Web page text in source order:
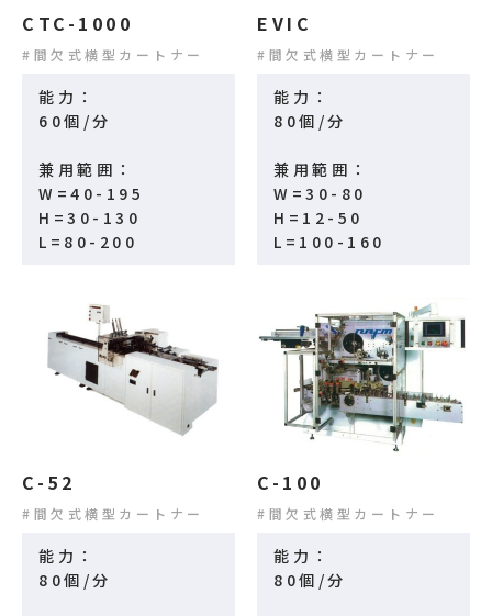
CTC-1000
間欠式横型カートナー
能力：
60個/分
兼用範囲：
W=40-195
H=30-130
L=80-200
EVIC
間欠式横型カートナー
能力：
80個/分
兼用範囲：
W=30-80
H=12-50
L=100-160
C-52
間欠式横型カートナー
能力：
80個/分
C-100
間欠式横型カートナー
能力：
80個/分